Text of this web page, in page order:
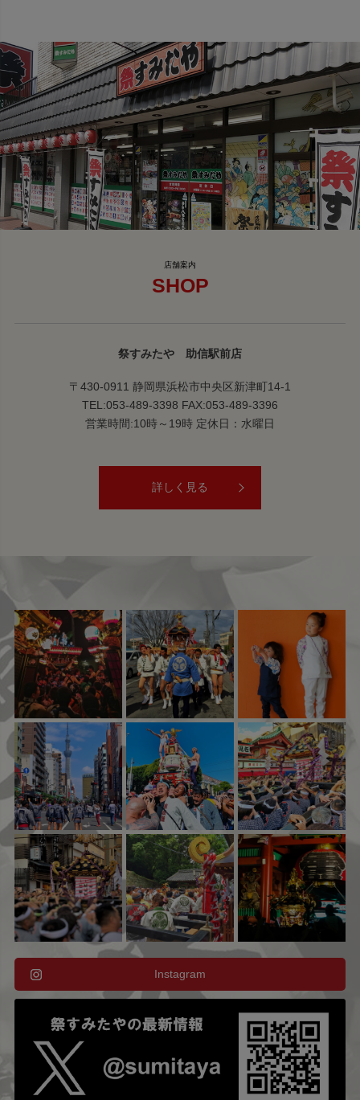
SHOP
祭すみたや 助信駅前店
〒430-0911 静岡県浜松市中央区新津町14-1
TEL:053-489-3398 FAX:053-489-3396
営業時間:10時～19時 定休日：水曜日
詳しく見る
Instagram